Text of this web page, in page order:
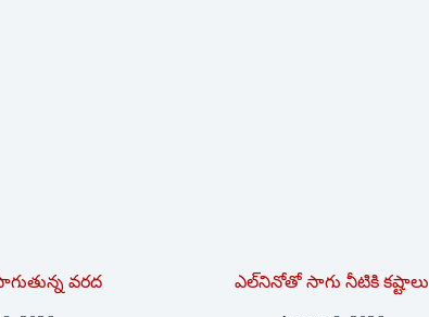
వరద ఎల్‌నినోతో సాగు నీటికి కష్టాలు